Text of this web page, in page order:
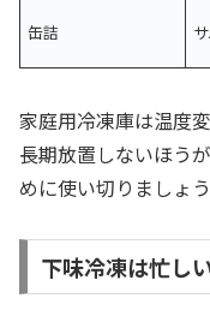
缶詰
家庭用冷凍庫は温度
長期放置しないほう
めに使い切りましょう
下味冷凍は忙し